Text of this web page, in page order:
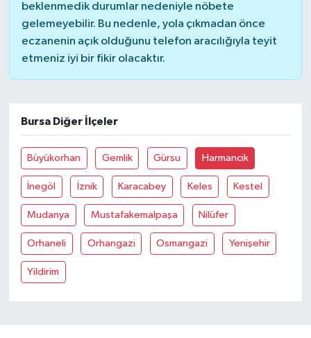
beklenmedik durumlar nedeniyle nöbete
gelemeyebilir. Bu nedenle, yola çıkmadan önce
eczanenin açık olduğunu telefon aracılığıyla teyit
etmeniz iyi bir fikir olacaktır.
Bursa Diğer İlçeler
Büyükorhan Gemlik Gürsu Harmancik
İnegöl İznik Karacabey Keles Kestel
Mudanya Mustafakemalpaşa Nilüfer
Orhaneli Orhangazi Osmangazi Yenişehir
Yildirim